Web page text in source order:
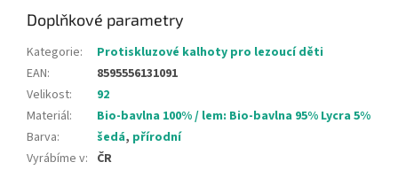
Doplňkové parametry
Kategorie:
Protiskluzové kalhoty pro lezoucí děti
EAN:
8595556131091
Velikost:
92
Materiál:
Bio-bavlna 100% / lem: Bio-bavlna 95% Lycra 5%
Barva: šedá, přírodní
Vyrábíme v: ČR